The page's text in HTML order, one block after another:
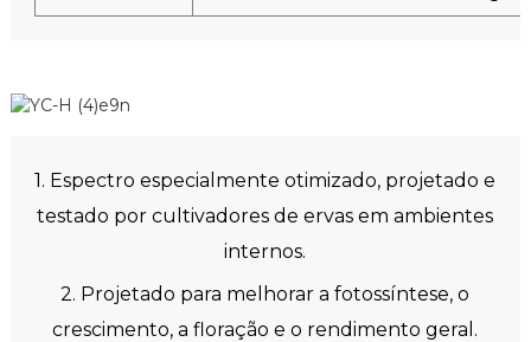
1. Espectro especialmente otimizado, projetado e
testado por cultivadores de ervas em ambientes
internos.
2. Projetado para melhorar a fotossíntese, o
crescimento, a floração e o rendimento geral.